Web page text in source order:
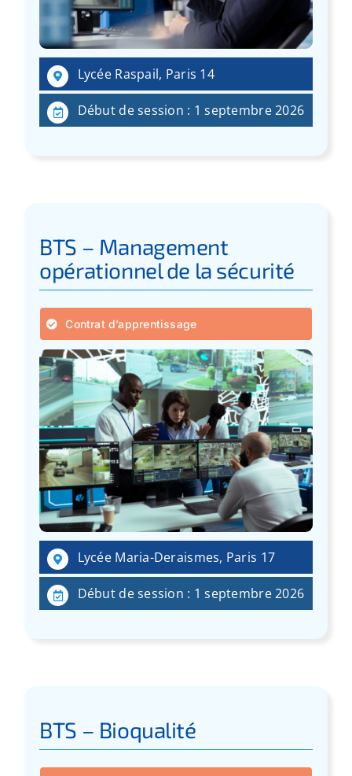
Lycée Raspail, Paris 14
Début de session : 1 septembre 2026
BTS – Management
opérationnel de la sécurité
Contrat d’apprentissage
Lycée Maria-Deraismes, Paris 17
Début de session : 1 septembre 2026
BTS – Bioqualité